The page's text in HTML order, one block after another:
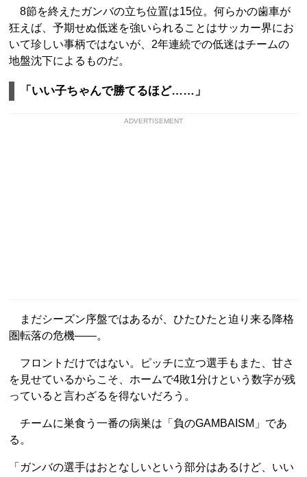
8節を終えたガンバの立ち位置は15位。何らかの歯車が
狂えば、予期せぬ低迷を強いられることはサッカー界にお
いて珍しい事柄ではないが、2年連続での低迷はチームの
地盤沈下によるものだ。
「いい子ちゃんで勝てるほど……」
ADVERTISEMENT
まだシーズン序盤ではあるが、ひたひたと迫り来る降格
圏転落の危機――。
フロントだけではない。ピッチに立つ選手もまた、甘さ
を見せているからこそ、ホームで4敗1分けという数字が残
っていると言わざるを得ないだろう。
チームに巣食う一番の病巣は「負のGAMBAISM」であ
る。
「ガンバの選手はおとなしいという部分はあるけど、いい